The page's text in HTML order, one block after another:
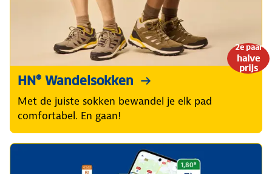
2e paar
halve
prijs
HN® Wandelsokken
Met de juiste sokken bewandel je elk pad
comfortabel. En gaan!